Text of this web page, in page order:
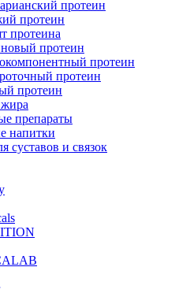
протеин
протеин
протеина
протеин
протеин
протеин
протеин
препараты
напитки
суставов и связок